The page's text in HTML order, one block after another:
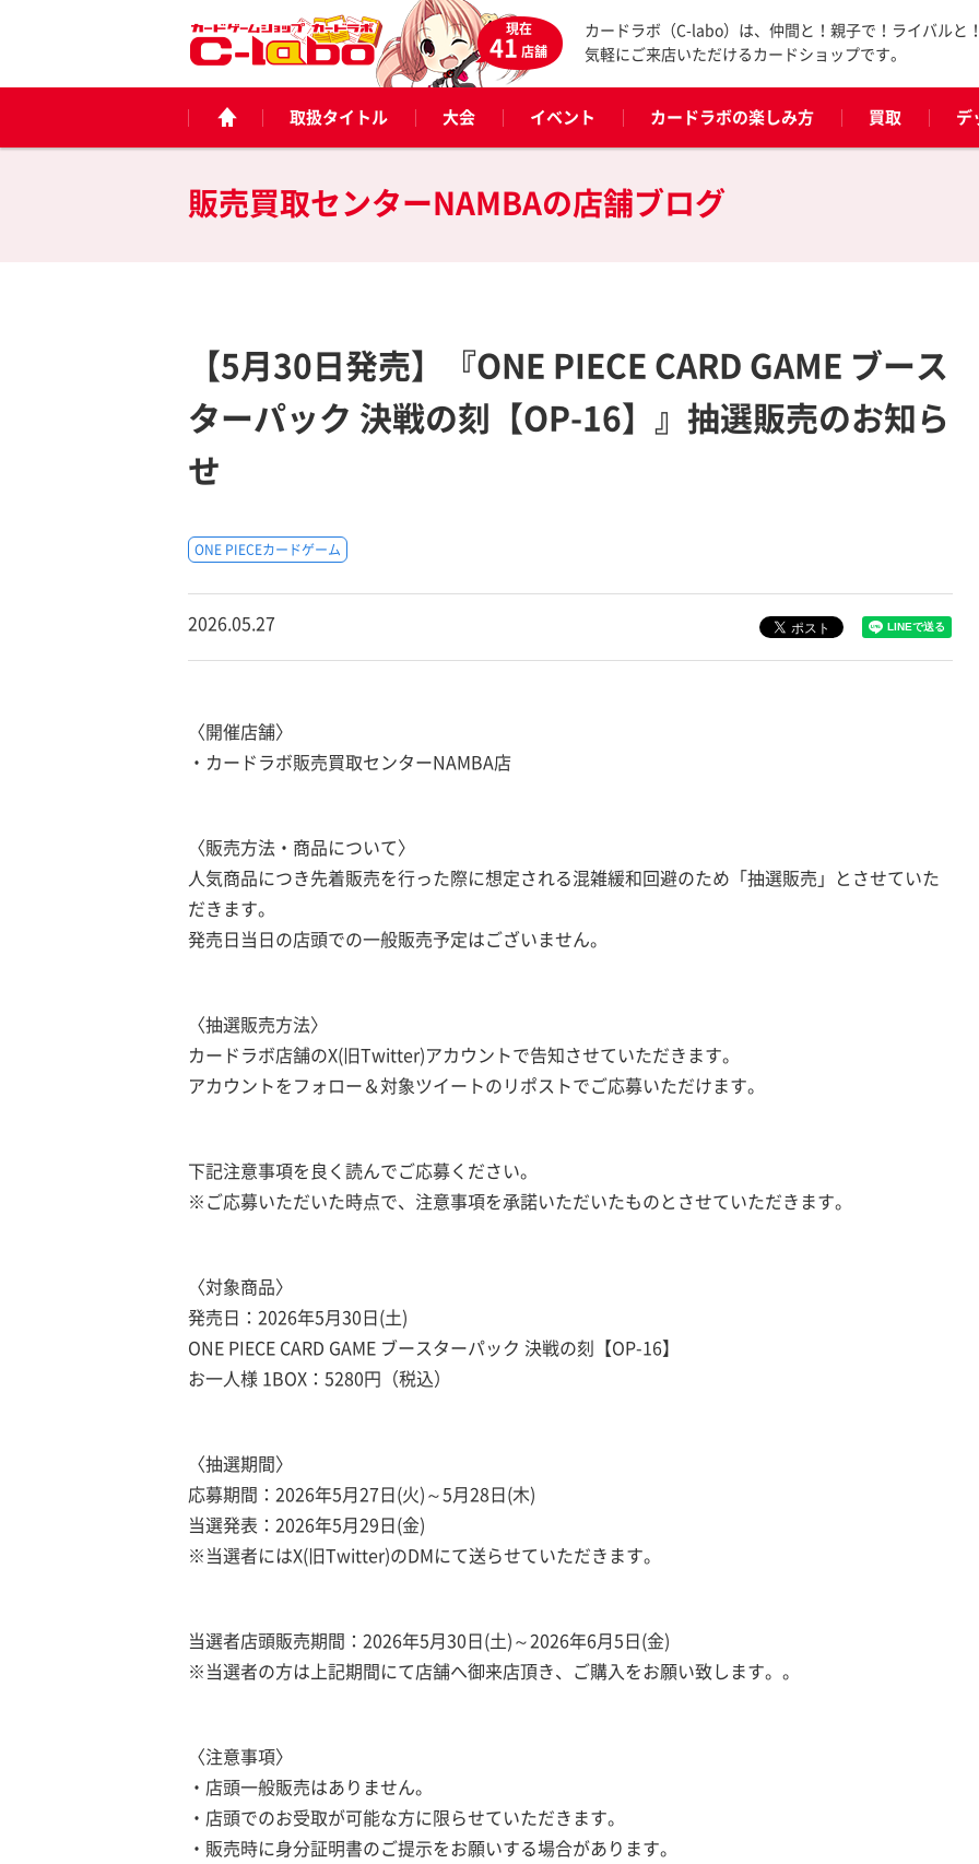
現在
41店舗
カードラボ（C-labo）は、仲間と！親子で！ライバルと
気軽にご来店いただけるカードショップです。
取扱タイトル 大会 イベント カードラボの楽しみ方 買取 デ
販売買取センターNAMBAの店舗ブログ
【5月30日発売】『ONE PIECE CARD GAME ブース
ターパック 決戦の刻【OP-16】』抽選販売のお知ら
せ
ONE PIECEカードゲーム
2026.05.27
〈開催店舗〉
・カードラボ販売買取センターNAMBA店
〈販売方法・商品について〉
人気商品につき先着販売を行った際に想定される混雑緩和回避のため「抽選販売」とさせていた
だきます。
発売日当日の店頭での一般販売予定はございません。
〈抽選販売方法〉
カードラボ店舗のX(旧Twitter)アカウントで告知させていただきます。
アカウントをフォロー＆対象ツイートのリポストでご応募いただけます。
下記注意事項を良く読んでご応募ください。
※ご応募いただいた時点で、注意事項を承諾いただいたものとさせていただきます。
〈対象商品〉
発売日：2026年5月30日(土)
ONE PIECE CARD GAME ブースターパック 決戦の刻【OP-16】
お一人様 1BOX：5280円（税込）
〈抽選期間〉
応募期間：2026年5月27日(火)～5月28日(木)
当選発表：2026年5月29日(金)
※当選者にはX(旧Twitter)のDMにて送らせていただきます。
当選者店頭販売期間：2026年5月30日(土)～2026年6月5日(金)
※当選者の方は上記期間にて店舗へ御来店頂き、ご購入をお願い致します。。
〈注意事項〉
・店頭一般販売はありません。
・店頭でのお受取が可能な方に限らせていただきます。
・販売時に身分証明書のご提示をお願いする場合があります。